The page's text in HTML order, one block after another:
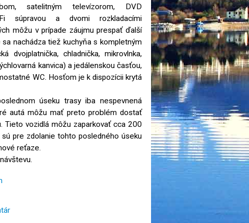
satelitným televízorom, DVD
Fi súpravou a dvomi rozkladacími
môžu v prípade záujmu prespať ďalší
nachádza tiež kuchyňa s kompletným
dvojplatnička, chladnička, mikrovlnka,
kanvica) a jedálenskou časťou,
WC. Hosťom je k dispozícii krytá
úseku trasy iba nespevnená
autá môžu mať preto problém dostať
Tieto vozidlá môžu zaparkovať cca 200
pre zdolanie tohto posledného úseku
reťaze.